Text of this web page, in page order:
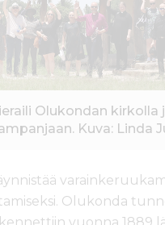
Olukondan kirkolla
Kuva: Linda
Olukonda